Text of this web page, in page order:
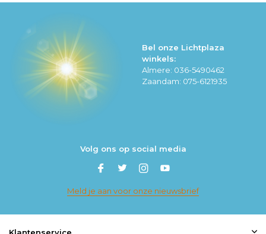
Bel onze Lichtplaza
winkels:
Almere: 036-5490462
Zaandam: 075-6121935
Volg ons op social media
Meld je aan voor onze nieuwsbrief